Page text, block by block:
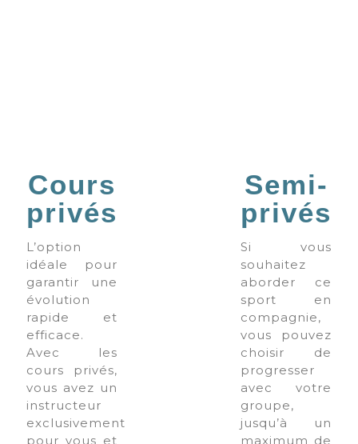
Cours
privés
L’option
idéale pour
garantir une
évolution
rapide et
efficace.
Avec les
cours privés,
vous avez un
instructeur
exclusivement
pour vous et
Semi-
privés
Si vous
souhaitez
aborder ce
sport en
compagnie,
vous pouvez
choisir de
progresser
avec votre
groupe,
jusqu’à un
maximum de